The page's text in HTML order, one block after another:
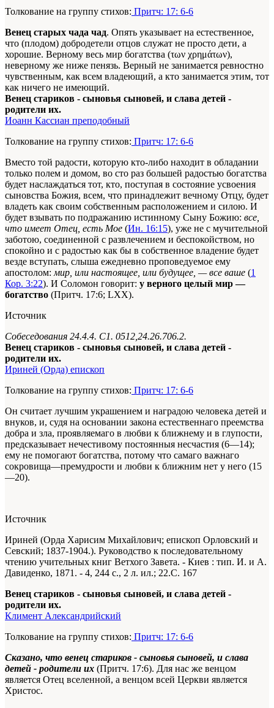
Толкование на группу стихов: Притч: 17: 6-6
Венец старых чада чад. Опять указывает на естественное,
что (плодом) добродетели отцов служат не просто дети, а
хорошие. Верному весь мир богатства (των χρημάτων),
неверному же ниже пенязь. Верный не занимается ревностно
чувственным, как всем владеющий, а кто занимается этим, тот
как ничего не имеющий.
Венец стариков - сыновья сыновей, и слава детей -
родители их.
Иоанн Кассиан преподобный
Толкование на группу стихов: Притч: 17: 6-6
Вместо той радости, которую кто-либо находит в обладании
только полем и домом, во сто раз большей радостью богатства
будет наслаждаться тот, кто, поступая в состояние усвоения
сыновства Божия, всем, что принадлежит вечному Отцу, будет
владеть как своим собственным расположением и силою. И
будет взывать по подражанию истинному Сыну Божию: все,
что имеет Отец, есть Мое (Ин. 16:15), уже не с мучительной
заботою, соединенной с развлечением и беспокойством, но
спокойно и с радостью как бы в собственное владение будет
везде вступать, слыша ежедневно проповедуемое ему
апостолом: мир, или настоящее, или будущее, — все ваше (1
Кор. 3:22). И Соломон говорит: у верного целый мир —
богатство (Притч. 17:6; LXX).
Источник
Собеседования 24.4.4. С1. 0512,24.26.706.2.
Венец стариков - сыновья сыновей, и слава детей -
родители их.
Ириней (Орда) епископ
Толкование на группу стихов: Притч: 17: 6-6
Он считает лучшим украшением и наградою человека детей и
внуков, и, судя на основании закона естественнаго преемства
добра и зла, проявляемаго в любви к ближнему и в глупости,
предсказывает нечестивому постоянныя несчастия (6—14);
ему не помогают богатства, потому что самаго важнаго
сокровища—премудрости и любви к ближним нет у него (15
—20).
Источник
Ириней (Орда Харисим Михайлович; епископ Орловский и
Севский; 1837-1904.). Руководство к последовательному
чтению учительных книг Ветхого Завета. - Киев : тип. И. и А.
Давиденко, 1871. - 4, 244 с., 2 л. ил.; 22.С. 167
Венец стариков - сыновья сыновей, и слава детей -
родители их.
Климент Александрийский
Толкование на группу стихов: Притч: 17: 6-6
Сказано, что венец стариков - сыновья сыновей, и слава
детей - родители их (Притч. 17:6). Для нас же венцом
является Отец вселенной, а венцом всей Церкви является
Христос.